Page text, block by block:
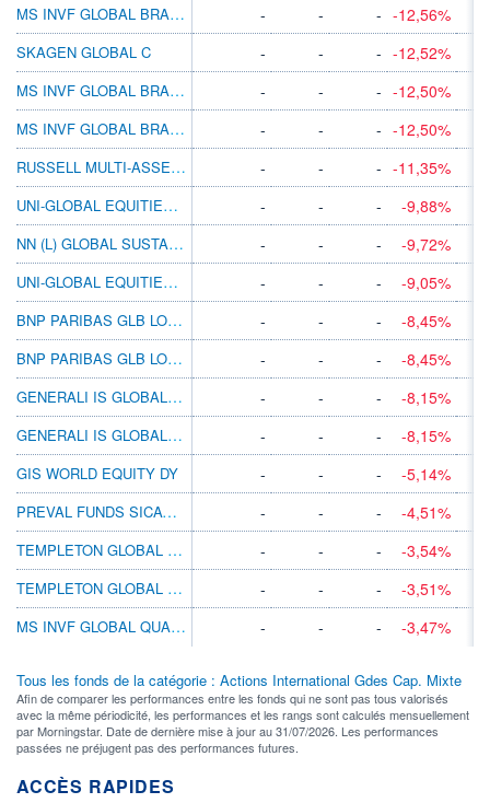
MS INVF GLOBAL BRANDS FX
- - - -12,56%
SKAGEN GLOBAL C - - - -12,52%
MS INVF GLOBAL BRANDS Z
- - - -12,50%
MS INVF GLOBAL BRANDS ZX
- - - -12,50%
RUSSELL MULTI-ASSET 90 A ACC
- - - -11,35%
UNI-GLOBAL EQUITIES WORLD TA-USD
- - -
-9,88%
NN (L) GLOBAL SUSTAINABLE EQ V CAP EUR
- - -
-9,72%
UNI-GLOBAL EQUITIES WORLD RAC-EUR
- - -
-9,05%
BNP PARIBAS GLB LOW VOL EQ CL CZK CAP
- - -
-8,45%
BNP PARIBAS GLB LOW VOL EQ CL USD MD DIS
- - -
-8,45%
GENERALI IS GLOBAL EQUITY AX
- - -
-8,15%
GENERALI IS GLOBAL EQUITY AY
- - - -8,15%
GIS WORLD EQUITY DY - - -
-5,14%
PREVAL FUNDS SICAV - WORLD WINNERS I EUR
- - -
-4,51%
TEMPLETON GLOBAL A(ACC)HKD
- - -
-3,54%
TEMPLETON GLOBAL A(ACC)SGD
- - -
-3,51%
MS INVF GLOBAL QUALITY A
- - - -3,47%
Tous les fonds de la catégorie : Actions International Gdes Cap. Mixte
Afin de comparer les performances entre les fonds qui ne sont pas tous valorisés
avec la même périodicité, les performances et les rangs sont calculés mensuellement
par Morningstar. Date de dernière mise à jour au 31/07/2026. Les performances
passées ne préjugent pas des performances futures.
ACCÈS RAPIDES